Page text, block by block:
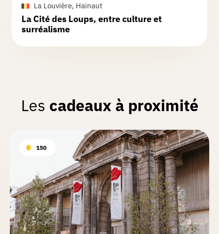
La Louvière, Hainaut
La Cité des Loups, entre culture et
surréalisme
Les cadeaux à proximité
150